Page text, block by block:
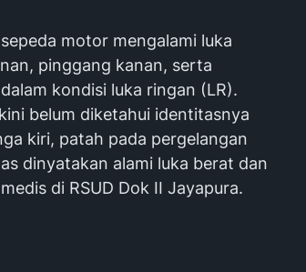
motor mengalami luka
pinggang kanan, serta
kondisi luka ringan (LR).
belum diketahui identitasnya
kiri, patah pada pergelangan
dinyatakan alami luka berat dan
di RSUD Dok II Jayapura.